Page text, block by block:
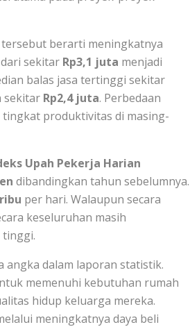
berarti meningkatnya
sekitar Rp3,1 juta menjadi
balas jasa tertinggi sekitar
sekitar Rp2,4 juta. Perbedaan
produktivitas di masing-
Upah Pekerja Harian
dibandingkan tahun sebelumnya.
per hari. Walaupun secara
keseluruhan masih
dalam laporan statistik.
memenuhi kebutuhan rumah
hidup keluarga mereka.
meningkatnya daya beli